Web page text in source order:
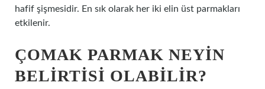
hafif şişmesidir. En sık olarak her iki elin üst parmakları
etkilenir.
ÇOMAK PARMAK NEYIN
BELIRTISI OLABILIR?